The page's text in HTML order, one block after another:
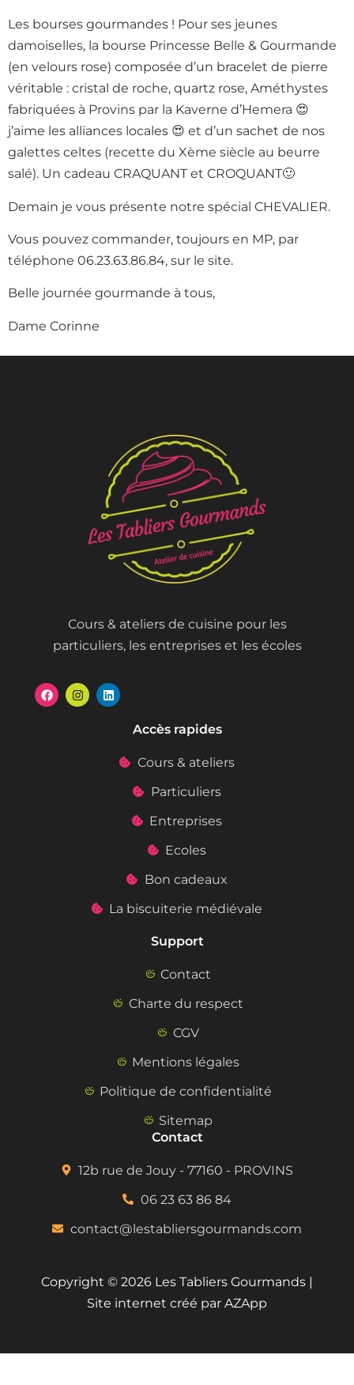
Les bourses gourmandes ! Pour ses jeunes
damoiselles, la bourse Princesse Belle & Gourmande
(en velours rose) composée d’un bracelet de pierre
véritable : cristal de roche, quartz rose, Améthystes
fabriquées à Provins par la Kaverne d’Hemera 😍
j’aime les alliances locales 😍 et d’un sachet de nos
galettes celtes (recette du Xème siècle au beurre
salé). Un cadeau CRAQUANT et CROQUANT🙂
Demain je vous présente notre spécial CHEVALIER.
Vous pouvez commander, toujours en MP, par
téléphone 06.23.63.86.84, sur le site.
Belle journée gourmande à tous,
Dame Corinne
Cours & ateliers de cuisine pour les
particuliers, les entreprises et les écoles
Accès rapides
Cours & ateliers
Particuliers
Entreprises
Ecoles
Bon cadeaux
La biscuiterie médiévale
Support
Contact
Charte du respect
CGV
Mentions légales
Politique de confidentialité
Sitemap
Contact
12b rue de Jouy - 77160 - PROVINS
06 23 63 86 84
contact@lestabliersgourmands.com
Copyright © 2026 Les Tabliers Gourmands |
Site internet créé par AZApp